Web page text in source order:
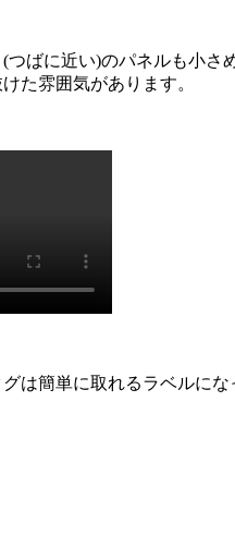
ばに近い)のパネルも小さ
た雰囲気があります。
は簡単に取れるラベルにな